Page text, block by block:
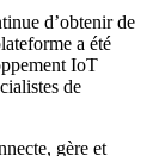
d’obtenir de
a été
IoT
de
gère et